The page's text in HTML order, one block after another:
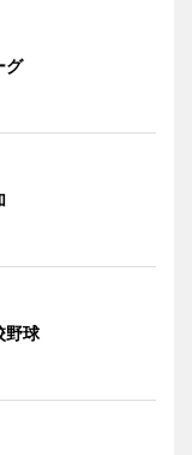
グ
野球